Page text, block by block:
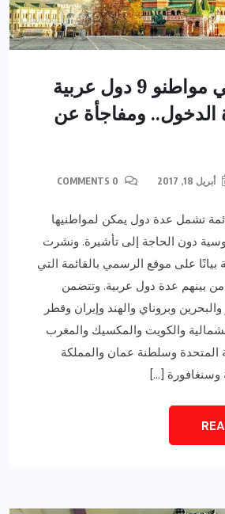
روسيا تعفي مواطنو 9 دول عربية
الدخول.. ومفاجأة عن
أبريل 18, 2017
تشمل عدة دول يمكن لمواطنيها
دون الحاجة إلى تأشيرة. ونشرت
بيانًا على موقع الرسمي بالقائمة التي
دولة، من بينهم عدة دول عربية. وتتضمن
والبحرين وبروناي والهند وإيران وقطر
والكويت والمكسيك والمغرب
المتحدة وسلطنة عمان والمملكة
وسنغافورة […]